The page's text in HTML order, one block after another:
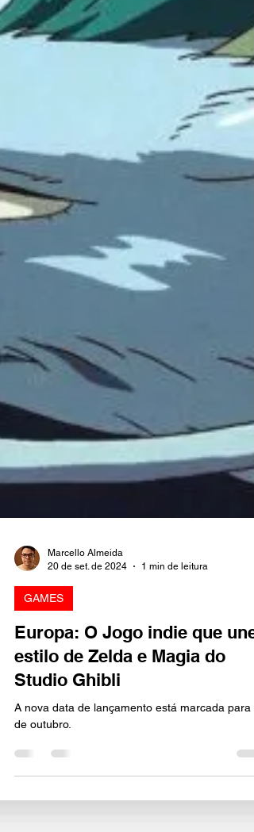
20 de set. de 2024
1 min de leitura
Europa: O Jogo indie que une
estilo de Zelda e Magia do
Studio Ghibli
A nova data de lançamento está marcada para